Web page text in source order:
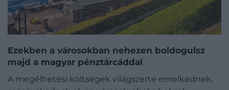
Ezekben a városokban nehezen boldogulsz
majd a magyar pénztárcáddal
A megélhetési költségek világszerte emelkednek,